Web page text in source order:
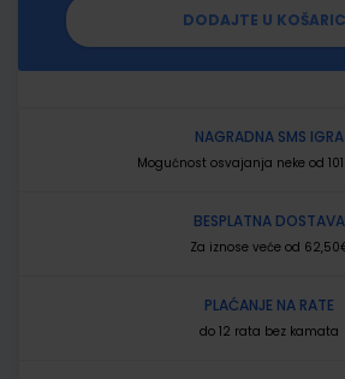
DODAJTE U
NAGRADNA SMS IGRA
Mogućnost osvajanja neke od
BESPLATNA DOSTAVA
Za iznose veće od
PLAĆANJE NA RATE
do 12 rata bez kamata